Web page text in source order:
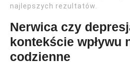
najlepszych rezultatów.
Nerwica czy
kontekście wpływu
codzienne